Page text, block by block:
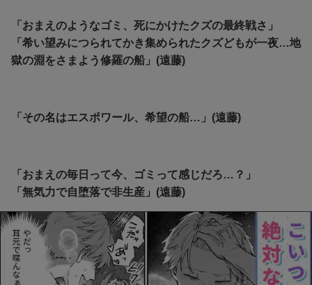
「おまえのようなゴミ、死にかけたクズの最終戦さ」
「希い望みにつられてかき集められたクズどもが一夜…地
獄の淵をさまよう修羅の船」(遠藤)
「その名はエスポワール、希望の船…」(遠藤)
「おまえの毎日って今、ゴミって感じだろ…？」
「無気力で自堕落で非生産」(遠藤)